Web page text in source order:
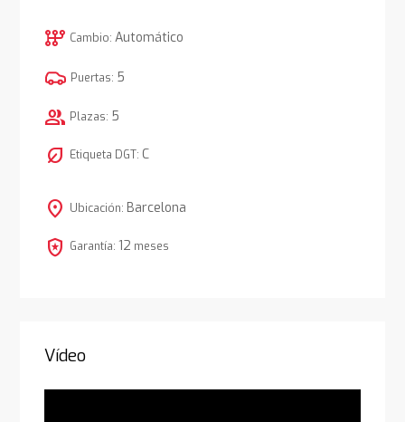
auto_transmission Cambio: Automático
Puertas: 5
group Plazas: 5
nest_eco_leaf Etiqueta DGT: C
location_on Ubicación: Barcelona
local_police Garantía: 12 meses
Vídeo